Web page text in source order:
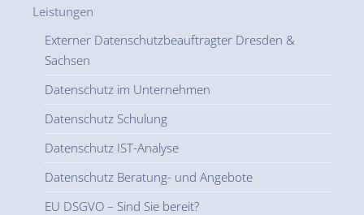
Leistungen
Externer Datenschutzbeauftragter Dresden &
Sachsen
Datenschutz im Unternehmen
Datenschutz Schulung
Datenschutz IST-Analyse
Datenschutz Beratung- und Angebote
EU DSGVO – Sind Sie bereit?